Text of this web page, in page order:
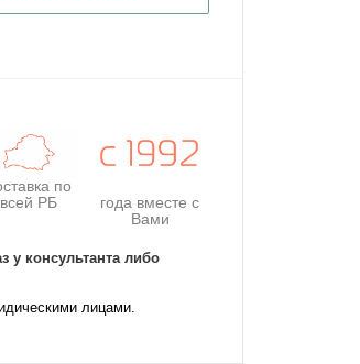
по
всей РБ
года вместе с
Вами
у консультанта либо
лицами.